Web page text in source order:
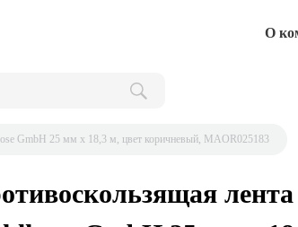
О
GmbH 25 мм х 18,3 м, цвет коричневый, MAOR025183
лента